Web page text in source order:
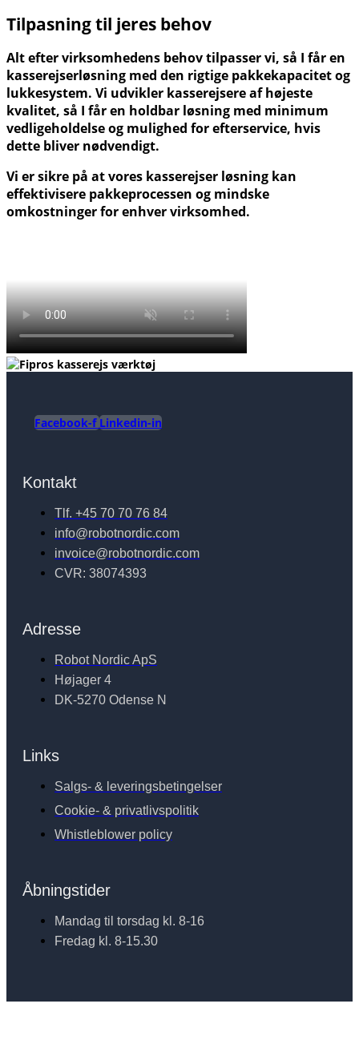
Tilpasning til jeres behov
Alt efter virksomhedens behov tilpasser vi, så I får en
kasserejserløsning med den rigtige pakkekapacitet og
lukkesystem. Vi udvikler kasserejsere af højeste
kvalitet, så I får en holdbar løsning med minimum
vedligeholdelse og mulighed for efterservice, hvis
dette bliver nødvendigt.
Vi er sikre på at vores kasserejser løsning kan
effektivisere pakkeprocessen og mindske
omkostninger for enhver virksomhed.
Facebook-f Linkedin-in
Kontakt
Tlf. +45 70 70 76 84
info@robotnordic.com
invoice@robotnordic.com
CVR: 38074393
Adresse
Robot Nordic ApS
Højager 4
DK-5270 Odense N
Links
Salgs- & leveringsbetingelser
Cookie- & privatlivspolitik
Whistleblower policy
Åbningstider
Mandag til torsdag kl. 8-16
Fredag kl. 8-15.30